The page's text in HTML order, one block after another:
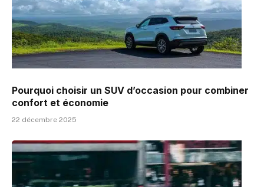
Pourquoi choisir un SUV d’occasion pour combiner
confort et économie
22 décembre 2025